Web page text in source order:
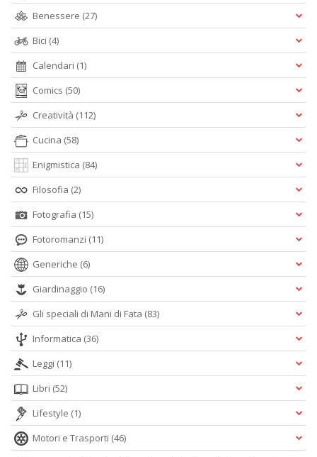
Benessere (27)
Bici (4)
Calendari (1)
Comics (50)
Creatività (112)
Cucina (58)
Enigmistica (84)
Filosofia (2)
Fotografia (15)
Fotoromanzi (11)
Generiche (6)
Giardinaggio (16)
Gli speciali di Mani di Fata (83)
Informatica (36)
Leggi (11)
Libri (52)
Lifestyle (1)
Motori e Trasporti (46)